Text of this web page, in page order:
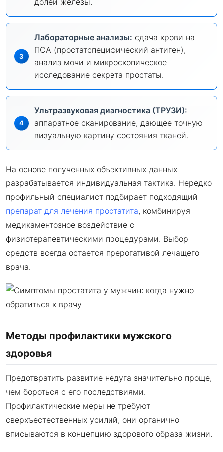
Лабораторные анализы: сдача крови на
ПСА (простатспецифический антиген),
анализ мочи и микроскопическое
исследование секрета простаты.
Ультразвуковая диагностика (ТРУЗИ):
аппаратное сканирование, дающее точную
визуальную картину состояния тканей.
На основе полученных объективных данных
разрабатывается индивидуальная тактика. Нередко
профильный специалист подбирает подходящий
препарат для лечения простатита, комбинируя
медикаментозное воздействие с
физиотерапевтическими процедурами. Выбор
средств всегда остается прерогативой лечащего
врача.
Методы профилактики мужского
здоровья
Предотвратить развитие недуга значительно проще,
чем бороться с его последствиями.
Профилактические меры не требуют
сверхъестественных усилий, они органично
вписываются в концепцию здорового образа жизни.